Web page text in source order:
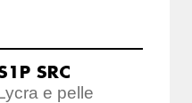
SRC
e pelle